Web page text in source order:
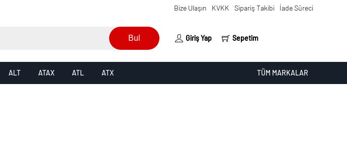
Bize Ulaşın KVKK Sipariş Takibi İade Süreci
Bul Giriş Yap Sepetim
ALT ATAX ATL ATX TÜM MARKALAR